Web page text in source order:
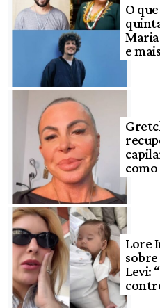
O
Maria
e
como
Lore
Levi: